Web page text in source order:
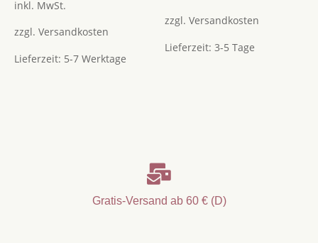
inkl. MwSt.
zzgl. Versandkosten
Lieferzeit: 5-7 Werktage
zzgl.Versandkosten
Lieferzeit:3-5 Tage

Gratis-Versand ab 60 € (D)